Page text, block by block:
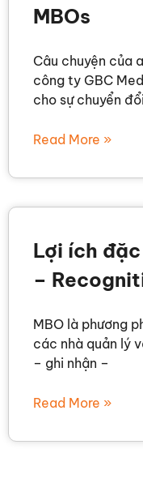
MBOs
Câu chuyện của
công ty GBC
cho sự chuyển
Read More »
Lợi ích
–
MBO là phương
các nhà quản lý
– ghi nhận –
Read More »